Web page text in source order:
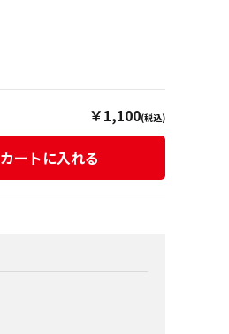
￥1,100(税込)
カートに入れる